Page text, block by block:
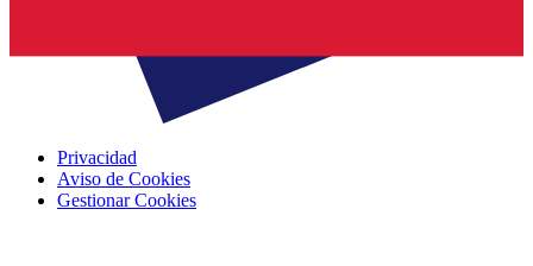
Privacidad
Aviso de Cookies
Gestionar Cookies